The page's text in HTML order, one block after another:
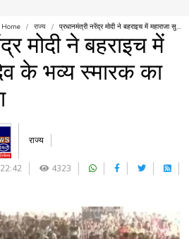
Home राज्य प्रधानमंत्री नरेंद्र मोदी ने बहराइच में महाराजा सु...
मोदी ने बहराइच में
के भव्य स्मारक का
राज्य
4323